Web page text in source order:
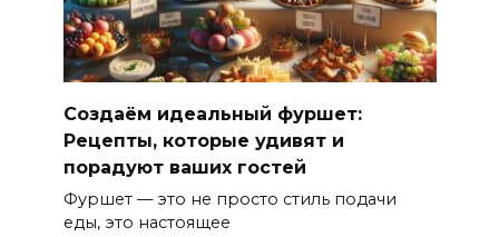
Создаём идеальный фуршет:
Рецепты, которые удивят и
порадуют ваших гостей
Фуршет — это не просто стиль подачи
еды, это настоящее